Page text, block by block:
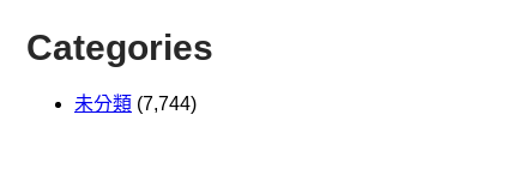
Categories
未分類 (7,744)